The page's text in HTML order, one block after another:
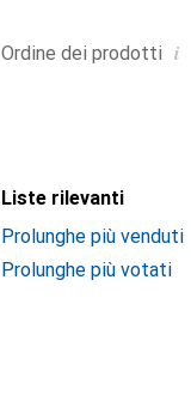
Ordine dei prodotti i
Liste rilevanti
Prolunghe più venduti
Prolunghe più votati